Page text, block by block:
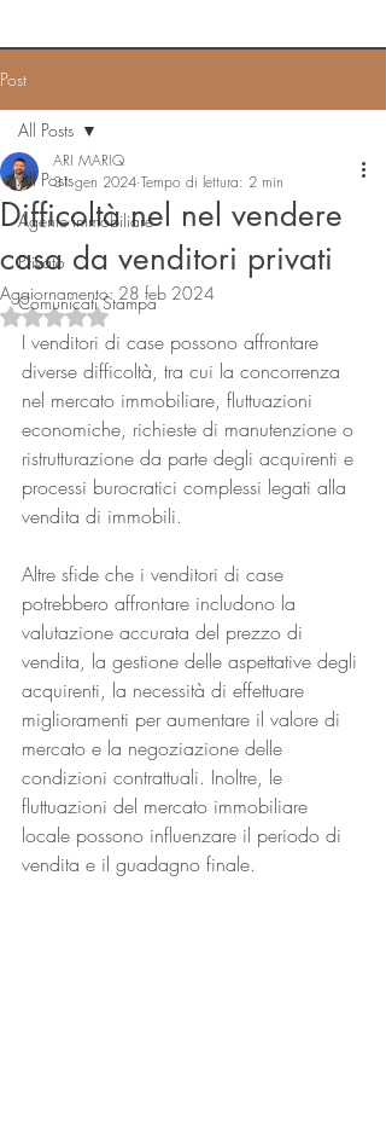
Connect
Post
All Posts
Agente immobiliare
Privato
Comunicati Stampa
All Posts
Difficoltà nel nel vendere
casa da venditori privati
ARI MARIQ
31 gen 2024 Tempo di lettura: 2 min
Aggiornamento: 28 feb 2024
Valutazione NaN stelle su 5.
I venditori di case possono affrontare
diverse difficoltà, tra cui la concorrenza
nel mercato immobiliare, fluttuazioni
economiche, richieste di manutenzione o
ristrutturazione da parte degli acquirenti e
processi burocratici complessi legati alla
vendita di immobili.
Altre sfide che i venditori di case
potrebbero affrontare includono la
valutazione accurata del prezzo di
vendita, la gestione delle aspettative degli
acquirenti, la necessità di effettuare
miglioramenti per aumentare il valore di
mercato e la negoziazione delle
condizioni contrattuali. Inoltre, le
fluttuazioni del mercato immobiliare
locale possono influenzare il periodo di
vendita e il guadagno finale.